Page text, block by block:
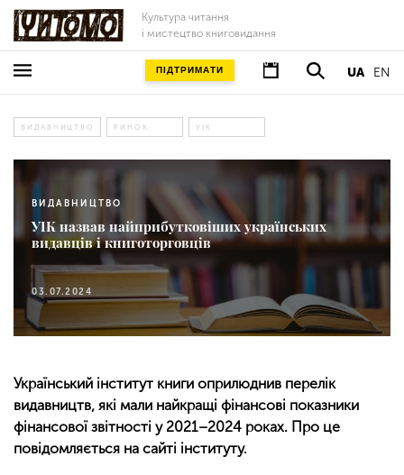
Культура читання
і мистецтво книговидання
UA EN
ПІДТРИМАТИ
ВИДАВНИЦТВО РИНОК УІК
ВИДАВНИЦТВО
УІК назвав найприбутковіших українських
видавців і книготорговців
03.07.2024
Український інститут книги оприлюднив перелік
видавництв, які мали найкращі фінансові показники
фінансової звітності у 2021–2024 роках. Про це
повідомляється на сайті інституту.